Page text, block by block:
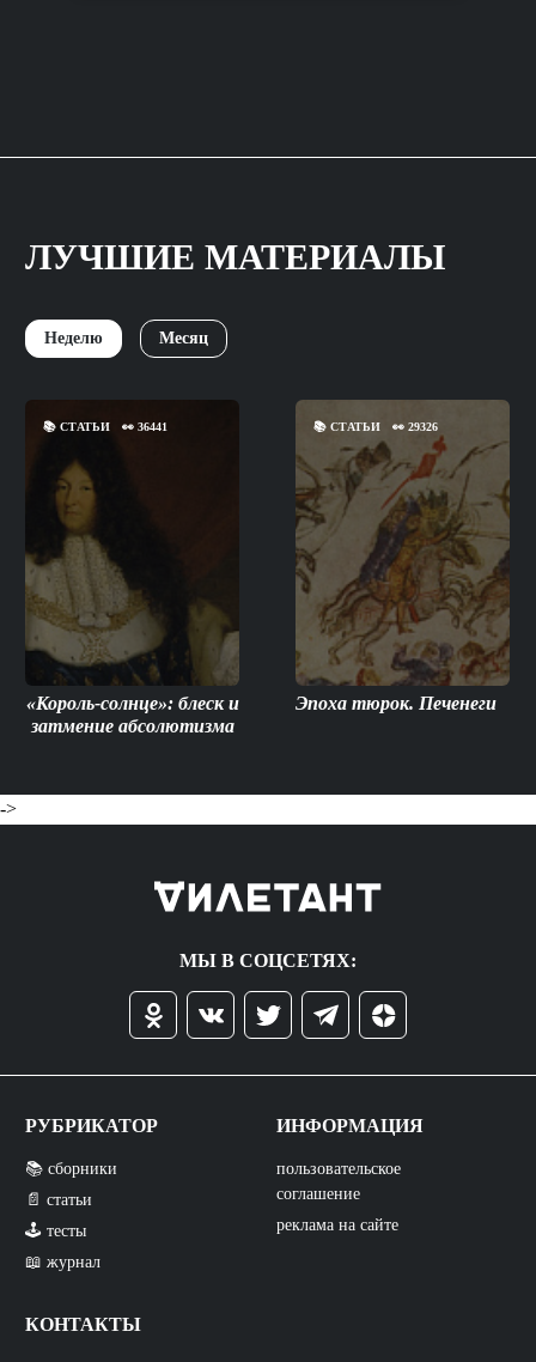
ЛУЧШИЕ МАТЕРИАЛЫ
Неделю Месяц
📚 СТАТЬИ 👀 36441
«Король-солнце»: блеск и
затмение абсолютизма
📚СТАТЬИ 👀29326
Эпоха тюрок. Печенеги
->
МЫ В СОЦСЕТЯХ:
РУБРИКАТОР
📚 сборники
📄 статьи
🕹️ тесты
📖 журнал
КОНТАКТЫ
ИНФОРМАЦИЯ
пользовательское
соглашение
реклама на сайте